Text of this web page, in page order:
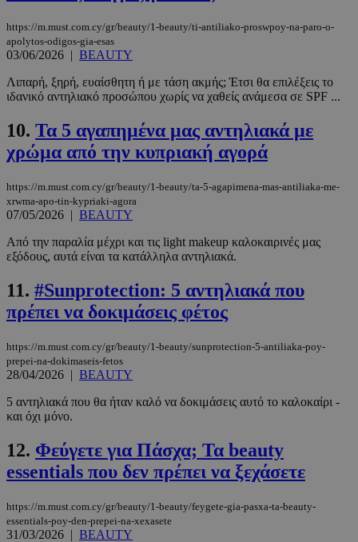
https://m.must.com.cy/gr/beauty/1-beauty/ti-antiliako-proswpoy-na-paro-o-
apolytos-odigos-gia-esas
03/06/2026 | BEAUTY
Λιπαρή, ξηρή, ευαίσθητη ή με τάση ακμής; Έτσι θα επιλέξεις το
ιδανικό αντηλιακό προσώπου χωρίς να χαθείς ανάμεσα σε SPF ...
10. Τα 5 αγαπημένα μας αντηλιακά με
χρώμα από την κυπριακή αγορά
https://m.must.com.cy/gr/beauty/1-beauty/ta-5-agapimena-mas-antiliaka-me-
xrwma-apo-tin-kypriaki-agora
07/05/2026 | BEAUTY
Από την παραλία μέχρι και τις light makeup καλοκαιρινές μας
εξόδους, αυτά είναι τα κατάλληλα αντηλιακά.
11. #Sunprotection: 5 αντηλιακά που
πρέπει να δοκιμάσεις φέτος
https://m.must.com.cy/gr/beauty/1-beauty/sunprotection-5-antiliaka-poy-
prepei-na-dokimaseis-fetos
28/04/2026 | BEAUTY
5 αντηλιακά που θα ήταν καλό να δοκιμάσεις αυτό το καλοκαίρι -
και όχι μόνο.
12. Φεύγετε για Πάσχα; Τα beauty
essentials που δεν πρέπει να ξεχάσετε
https://m.must.com.cy/gr/beauty/1-beauty/feygete-gia-pasxa-ta-beauty-
essentials-poy-den-prepei-na-xexasete
31/03/2026 | BEAUTY